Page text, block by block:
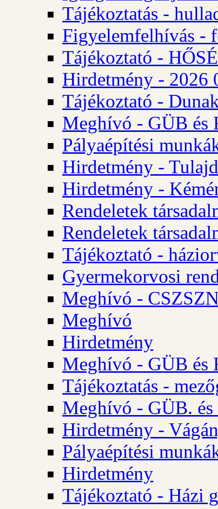
Tájékoztatás -
Figyelemfelhívás -
Tájékoztató -
Hirdetmény - 2026
Tájékoztató -
Meghívó - GÜB és
Pályaépítési
Hirdetmény -
Hirdetmény -
Rendeletek
Rendeletek
Tájékoztató -
Gyermekorvosi
Meghívó -
Meghívó
Hirdetmény
Meghívó - GÜB és
Tájékoztatás -
Meghívó - GÜB.
Hirdetmény -
Pályaépítési
Hirdetmény
Tájékoztató - Házi